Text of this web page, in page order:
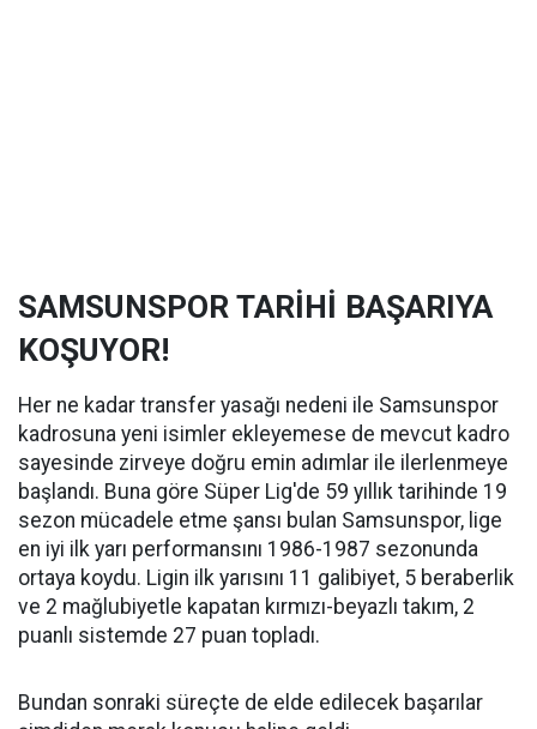
SAMSUNSPOR TARİHİ BAŞARIYA
KOŞUYOR!
Her ne kadar transfer yasağı nedeni ile Samsunspor
kadrosuna yeni isimler ekleyemese de mevcut kadro
sayesinde zirveye doğru emin adımlar ile ilerlenmeye
başlandı. Buna göre Süper Lig'de 59 yıllık tarihinde 19
sezon mücadele etme şansı bulan Samsunspor, lige
en iyi ilk yarı performansını 1986-1987 sezonunda
ortaya koydu. Ligin ilk yarısını 11 galibiyet, 5 beraberlik
ve 2 mağlubiyetle kapatan kırmızı-beyazlı takım, 2
puanlı sistemde 27 puan topladı.
Bundan sonraki süreçte de elde edilecek başarılar